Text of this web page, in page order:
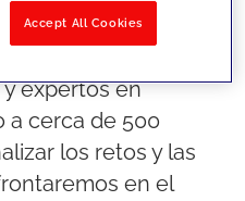
en el IESE
expertos en
a cerca de 500
los retos y las
en el
Accept All Cookies